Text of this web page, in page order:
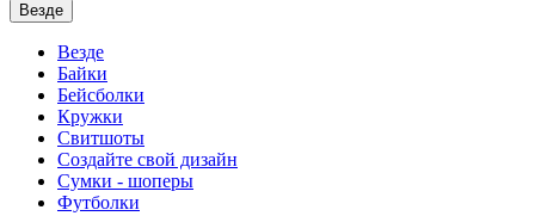
Везде
Везде
Байки
Бейсболки
Кружки
Свитшоты
Создайте свой дизайн
Сумки - шоперы
Футболки